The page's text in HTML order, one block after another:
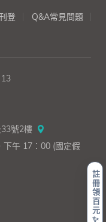
註
冊
領
百
元
✨
登 Q&A常見問題
號2樓
午 17：00 (國定假